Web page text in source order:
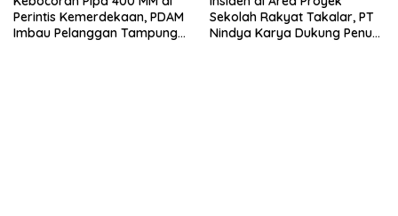
Perintis Kemerdekaan, PDAM
Imbau Pelanggan Tampung
Sekolah Rakyat Takalar, PT
Nindya Karya Dukung Penuh